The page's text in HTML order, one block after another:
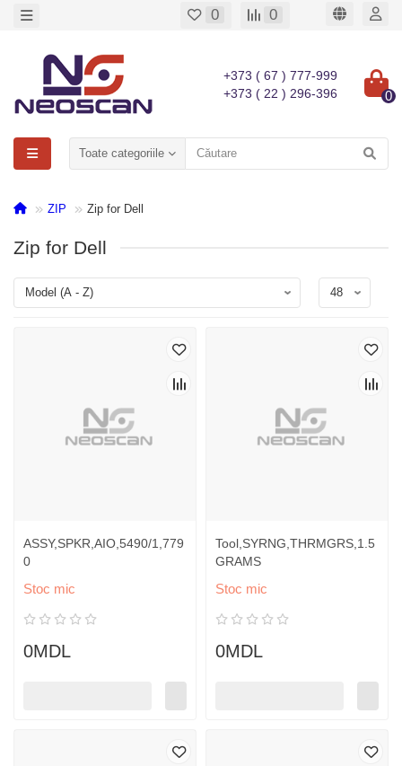
0 0
+373 ( 67 ) 777-999
+373 ( 22 ) 296-396
0
Toate categoriile
ZIP Zip for Dell
Zip for Dell
ASSY,SPKR,AIO,5490/1,779
0
Stoc mic
0MDL
Tool,SYRNG,THRMGRS,1.5
GRAMS
Stoc mic
0MDL